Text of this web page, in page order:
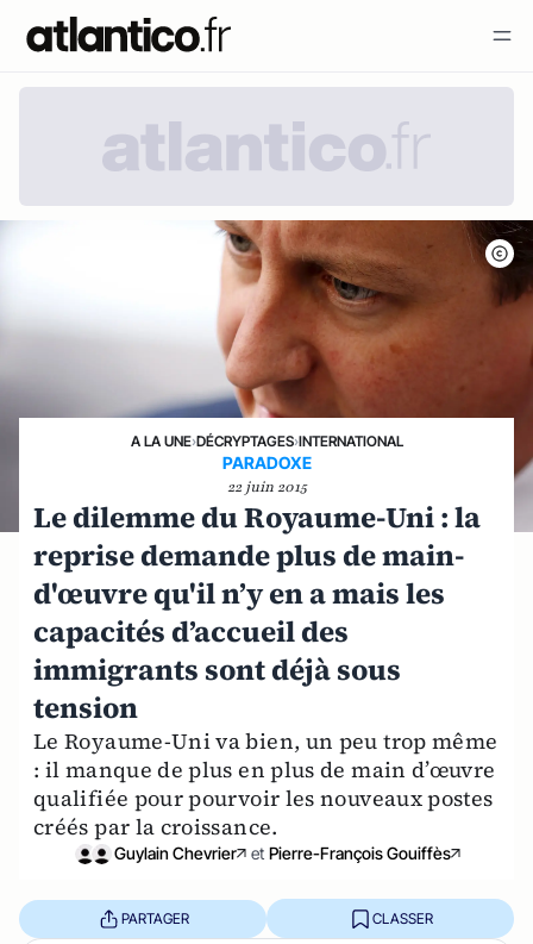
A LA UNE›DÉCRYPTAGES›INTERNATIONAL
PARADOXE
22 juin 2015
Le dilemme du Royaume-Uni : la
reprise demande plus de main-
d'œuvre qu'il n’y en a mais les
capacités d’accueil des
immigrants sont déjà sous
tension
Le Royaume-Uni va bien, un peu trop même
: il manque de plus en plus de main d’œuvre
qualifiée pour pourvoir les nouveaux postes
créés par la croissance.
Guylain Chevrier et Pierre-François Gouiffès
PARTAGER CLASSER